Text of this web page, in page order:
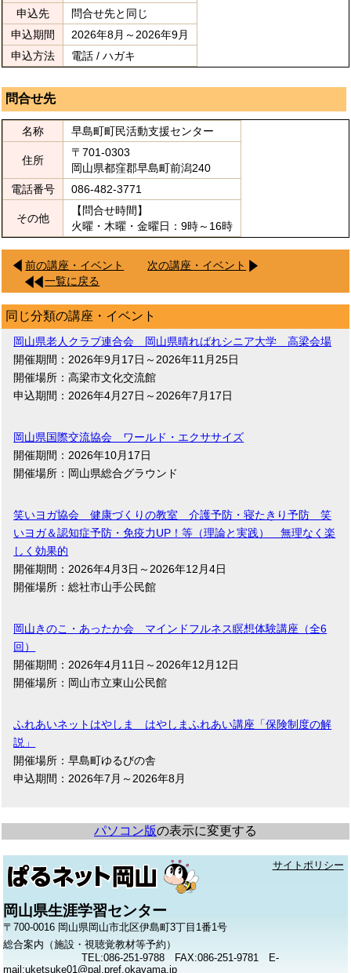
申込先
問合せ先と同じ
申込期間
2026年8月～2026年9月
申込方法
電話 / ハガキ
問合せ先
名称 早島町町民活動支援センター
住所
〒701-0303
岡山県都窪郡早島町前潟240
電話番号
086-482-3771
その他
【問合せ時間】
火曜・木曜・金曜日：9時～16時
前の講座・イベント
次の講座・イベント
一覧に戻る
同じ分類の講座・イベント
岡山県老人クラブ連合会 岡山県晴ればれシニア大学 高梁会場
開催期間：2026年9月17日～2026年11月25日
開催場所：高梁市文化交流館
申込期間：2026年4月27日～2026年7月17日
岡山県国際交流協会 ワールド・エクササイズ
開催期間：2026年10月17日
開催場所：岡山県総合グラウンド
笑いヨガ協会 健康づくりの教室 介護予防・寝たきり予防 笑
いヨガ＆認知症予防・免疫力UP！等（理論と実践） 無理なく楽
しく効果的
開催期間：2026年4月3日～2026年12月4日
開催場所：総社市山手公民館
岡山きのこ・あったか会 マインドフルネス瞑想体験講座（全6
回）
開催期間：2026年4月11日～2026年12月12日
開催場所：岡山市立東山公民館
ふれあいネットはやしま はやしまふれあい講座「保険制度の解
説」
開催場所：早島町ゆるびの舎
申込期間：2026年7月～2026年8月
パソコン版の表示に変更する
サイトポリシー
岡山県生涯学習センター
〒700-0016 岡山県岡山市北区伊島町3丁目1番1号
総合案内（施設・視聴覚教材等予約）
TEL:086-251-9788 FAX:086-251-9781 E-
mail:uketsuke01@pal.pref.okayama.jp